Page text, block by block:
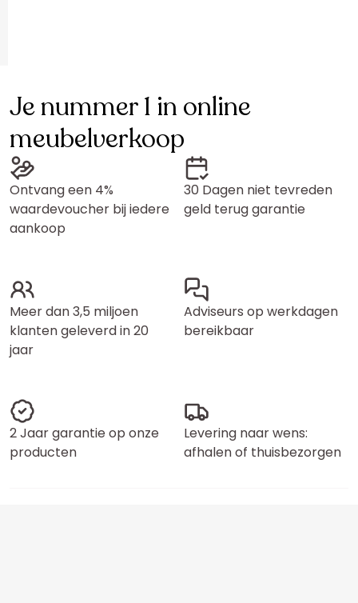
Je nummer 1 in online
meubelverkoop
Ontvang een 4%
waardevoucher bij iedere
aankoop
30 Dagen niet tevreden
geld terug garantie
Meer dan 3,5 miljoen
klanten geleverd in 20
jaar
Adviseurs op werkdagen
bereikbaar
2 Jaar garantie op onze
producten
Levering naar wens:
afhalen of thuisbezorgen